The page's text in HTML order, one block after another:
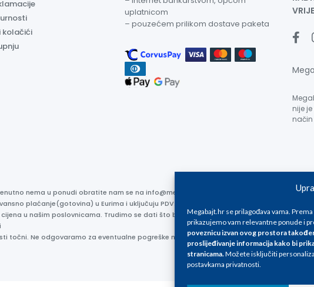
Megabajt.hr se prilagođava vama.
prikazujemo vam relevantne ponude i
poveznicu izvan ovog prostora
proslijeđivanje informacija kako bi
stranicama.Možete isključiti
postavkama privatnosti.
kolačići
uplatnicom
– pouzećem prilikom dostave paketa
nije
način
nema u ponudi obratite nam se na info@megabajt.hr. Sve cijene su informativnog
plaćanje(gotovina) u Eurima i uključuju PDV. Sve cijene su iskazane isključivo za
u našim poslovnicama. Trudimo se dati što bolji i točniji opis i sliku. Unatoč tome, ne
točni. Ne odgovaramo za eventualne pogreške nastale u opisu proizvoda, greške